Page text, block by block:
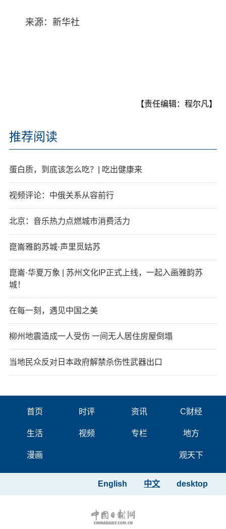
来源：新华社
【责任编辑：程尔凡】
推荐阅读
蛋白质，到底该怎么吃？| 吃出健康来
视频评论：中俄关系从容前行
北京：音乐热力点燃城市消费活力
崑崙雅韵苏城·声里觅姑苏
崑崙·华夏万象 | 苏州文化IP正式上线，一起入画雅韵苏
城！
在每一刻，遇见中国之美
柳州地震造成一人受伤 一间无人居住房屋倒塌
当地民众反对日本政府解禁杀伤性武器出口
首页 时评 资讯 C财经
生活 视频 专栏 地方
漫画 观天下
desktop
中文
English